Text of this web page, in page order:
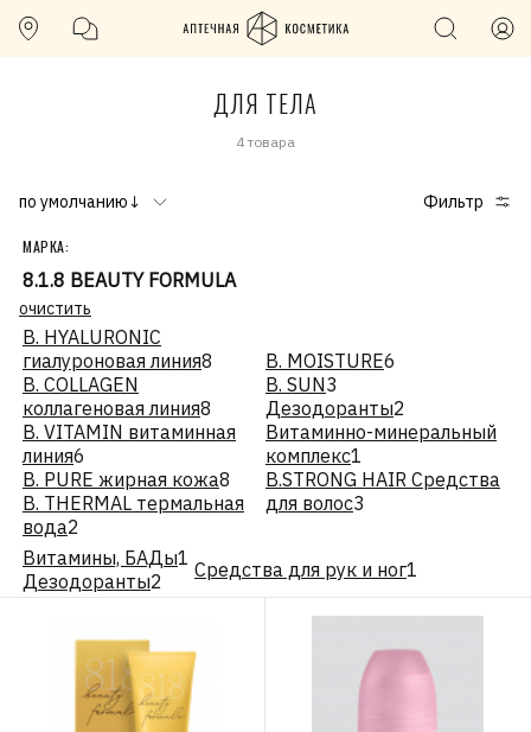
ДЛЯ ТЕЛА
4 товара
по умолчанию↓ Фильтр
МАРКА:
8.1.8 BEAUTY FORMULA
очистить
B. HYALURONIC
гиалуроновая линия8
B. COLLAGEN
коллагеновая линия8
B. VITAMIN витаминная
линия6
B. PURE жирная кожа8
B. THERMAL термальная
вода2
B. MOISTURE6
B. SUN3
Дезодоранты2
Витаминно-минеральный
комплекс1
B.STRONG HAIR Средства
для волос3
Витамины, БАДы1
Дезодоранты2 Средства для рук и ног1